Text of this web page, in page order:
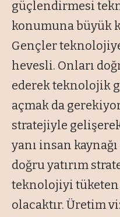
güçlendirmesi
konumuna büyük
Gençler
hevesli. Onları
ederek teknolojik
açmak da
stratejiyle
yanı insan
doğru yatırım
teknolojiyi
olacaktır. Üretim